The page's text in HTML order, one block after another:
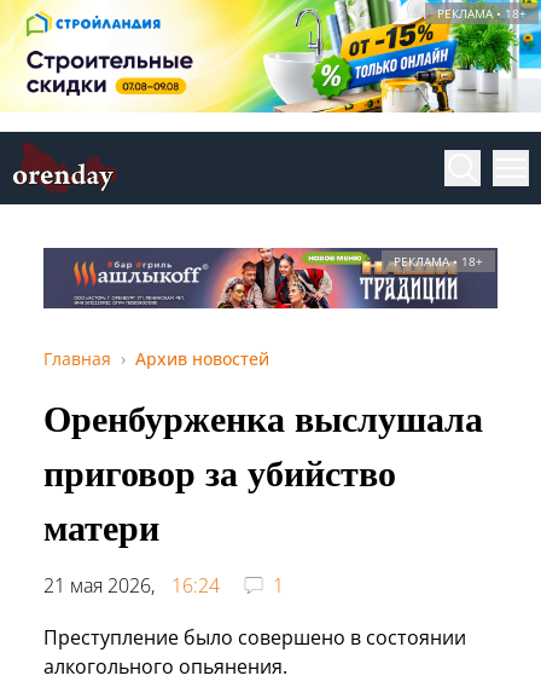
РЕКЛАМА • 18+
РЕКЛАМА • 18+
Главная Архив новостей
Оренбурженка выслушала
приговор за убийство
матери
21 мая 2026, 16:24
1
Преступление было совершено в состоянии
алкогольного опьянения.